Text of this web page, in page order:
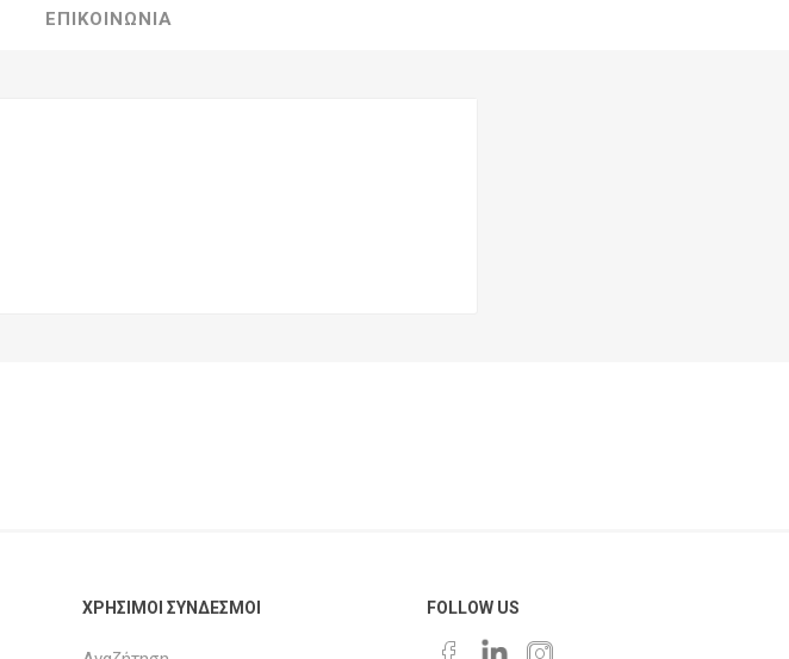
ΕΠΙΚΟΙΝΩΝΙΑ
ΧΡΗΣΙΜΟΙ ΣΥΝΔΕΣΜΟΙ FOLLOW US